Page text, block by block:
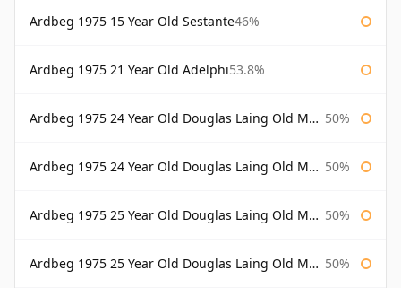
Ardbeg 1975 15 Year Old Sestante46%
Ardbeg 1975 21 Year Old Adelphi53.8%
Ardbeg 1975 24 Year Old Douglas Laing Old Malt Cask 50%
Ardbeg 1975 24 Year Old Douglas Laing Old Malt Cask Bottled 2000 50%
Ardbeg 1975 25 Year Old Douglas Laing Old Malt Cask 50%
Ardbeg 1975 25 Year Old Douglas Laing Old Malt Cask Bottled 2001 50%